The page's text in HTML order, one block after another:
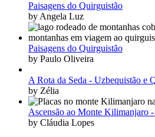
Paisagens do Quirguistão
by Angela Luz
Paisagens do Quirguistão
by Paulo Oliveira
A Rota da Seda - Uzbequistão e
by Zélia
Ascensão ao Monte Kilimanjaro
by Cláudia Lopes